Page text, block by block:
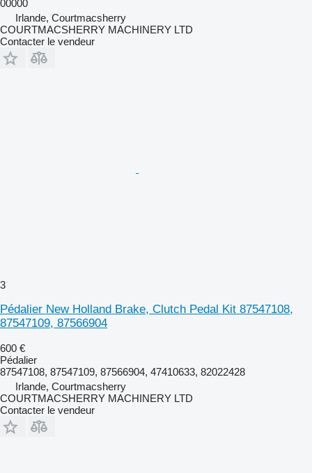
00000
Irlande, Courtmacsherry
COURTMACSHERRY MACHINERY LTD
Contacter le vendeur
3
Pédalier New Holland Brake, Clutch Pedal Kit 87547108,
87547109, 87566904
600 €
Pédalier
87547108, 87547109, 87566904, 47410633, 82022428
Irlande, Courtmacsherry
COURTMACSHERRY MACHINERY LTD
Contacter le vendeur